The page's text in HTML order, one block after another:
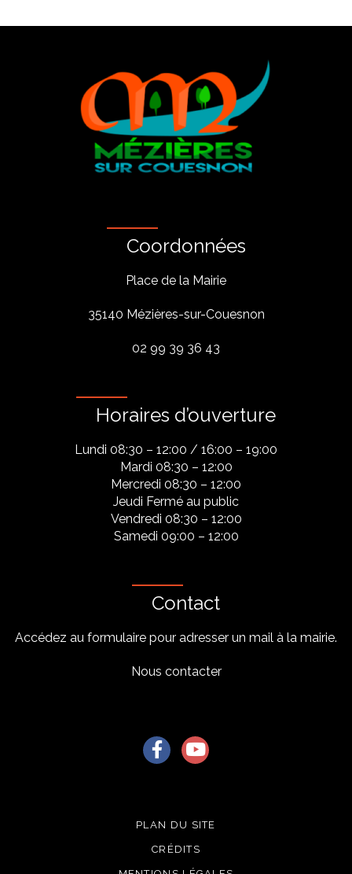
Coordonnées
Place de la Mairie
35140 Mézières-sur-Couesnon
02 99 39 36 43
Horaires d’ouverture
Lundi 08:30 – 12:00 / 16:00 – 19:00
Mardi 08:30 – 12:00
Mercredi 08:30 – 12:00
Jeudi Fermé au public
Vendredi 08:30 – 12:00
Samedi 09:00 – 12:00
Contact
Accédez au formulaire pour adresser un mail à la mairie.
Nous contacter
Lien vers le compte Facebook
Lien vers la chaîne
PLAN DU SITE
CRÉDITS